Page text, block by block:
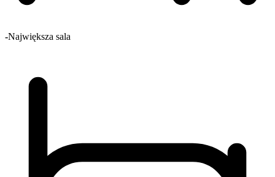
-Największa sala